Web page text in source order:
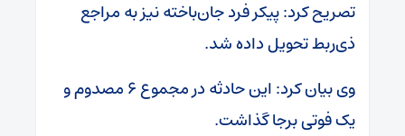
تصریح کرد: پیکر فرد جان‌باخته نیز به مراجع
ذی‌ربط تحویل داده شد.
وی بیان کرد: این حادثه در مجموع ۶ مصدوم و
یک فوتی برجا گذاشت.